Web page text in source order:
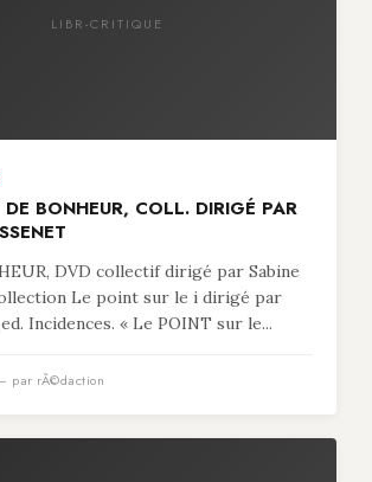
LIBR-CRITIQUE
BONHEUR, COLL. DIRIGÉ PAR
DVD collectif dirigé par Sabine
Le point sur le i dirigé par
Incidences. « Le POINT sur le...
par rÃ©daction